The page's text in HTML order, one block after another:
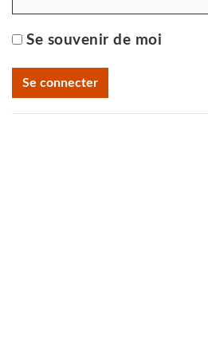
Se souvenir de moi